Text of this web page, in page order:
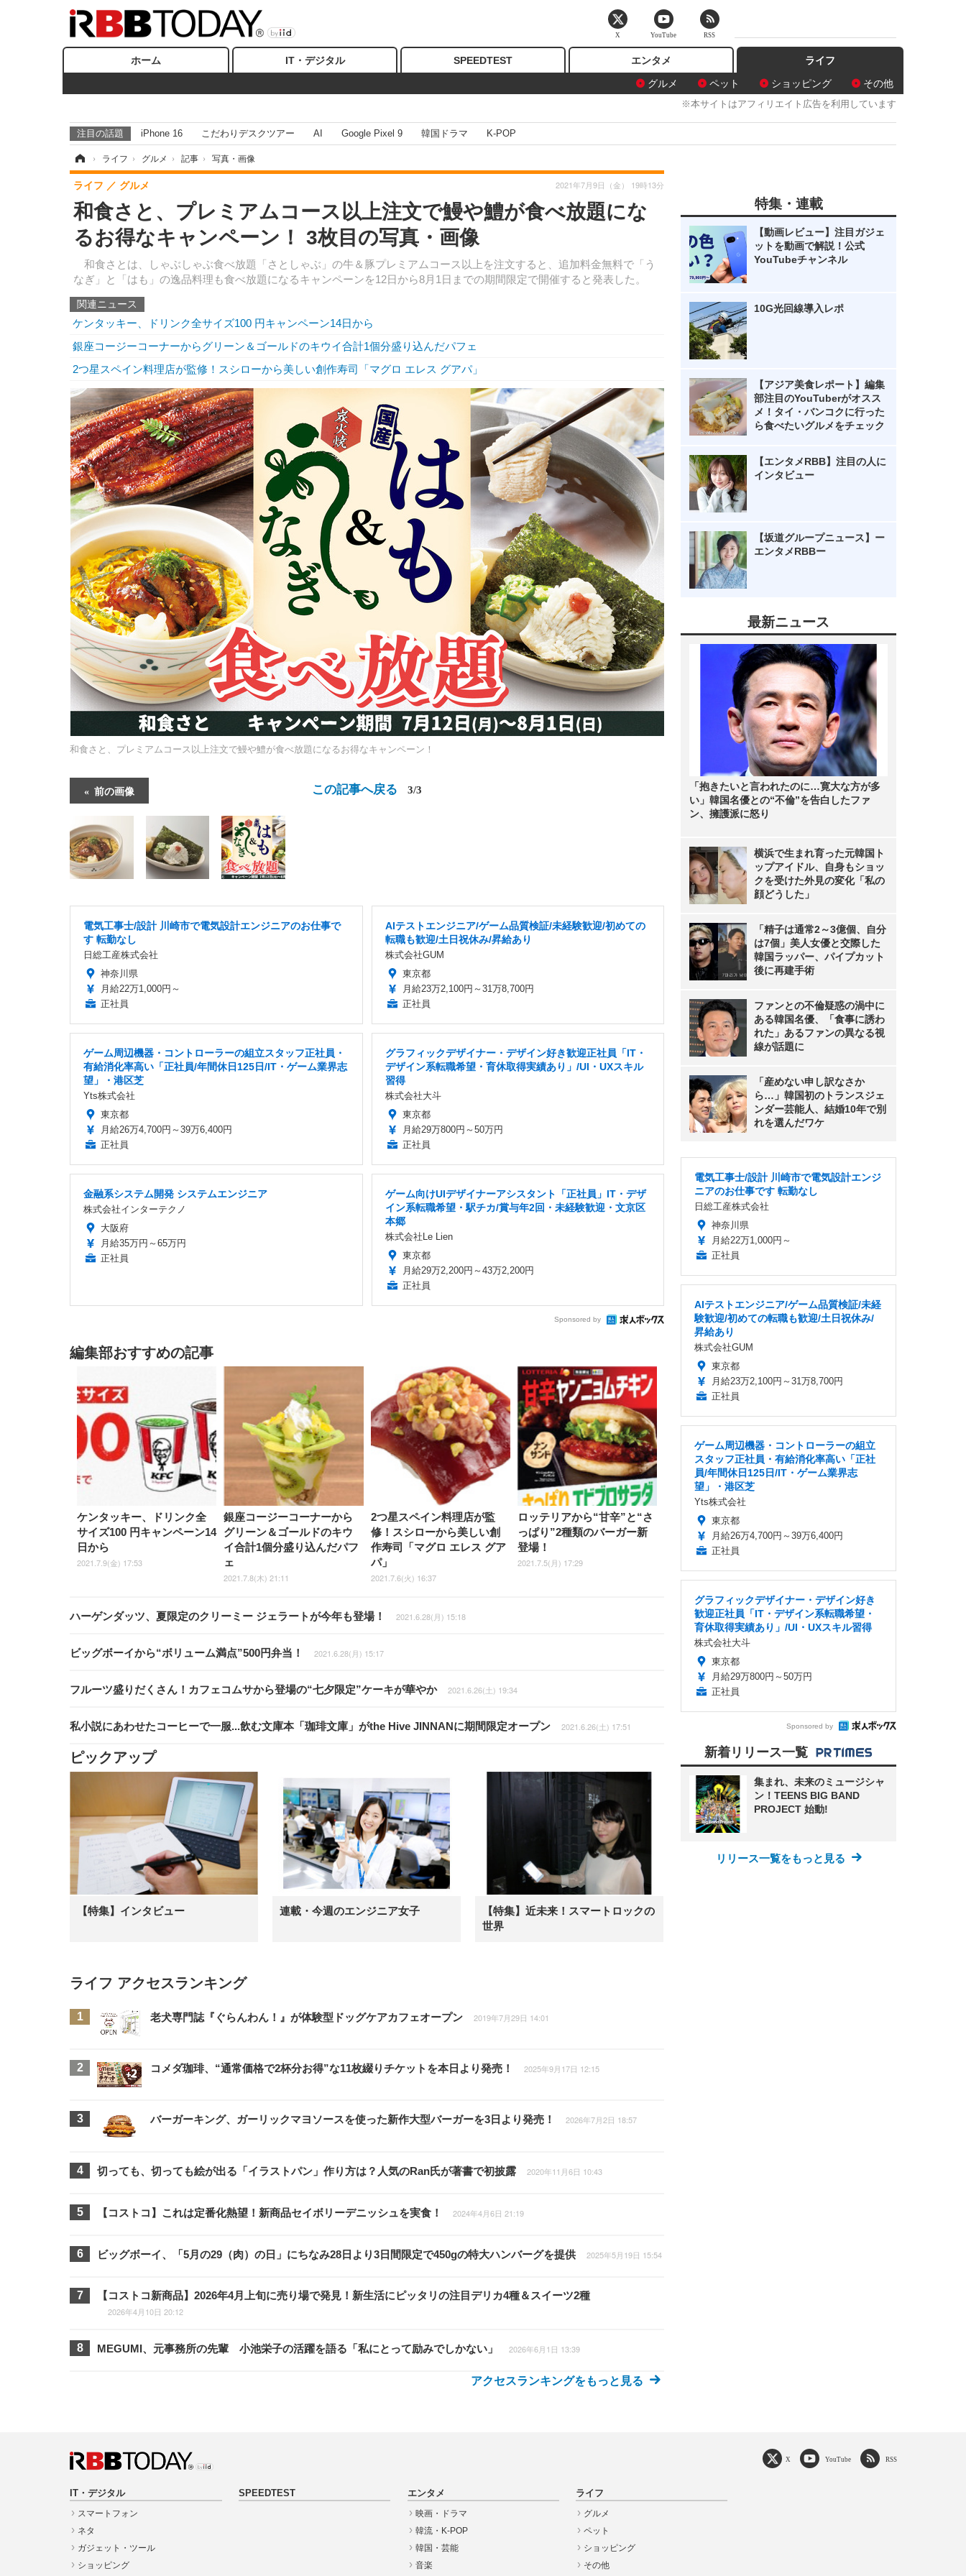
ホーム IT・デジタル SPEEDTEST エンタメ
ライフ
グルメ
ペット ショッピング その他
※本サイトはアフィリエイト広告を利用しています
注目の話題 iPhone 16 こだわりデスクツアー AI Google Pixel 9 韓国ドラマ K-POP
› ライフ › グルメ › 記事 › 写真・画像
和食さと、プレミアムコース以上注文で鰻や鱧が食べ放題にな
るお得なキャンペーン！ 3枚目の写真・画像
和食さとは、しゃぶしゃぶ食べ放題「さとしゃぶ」の牛＆豚プレミアムコース以上を注文すると、追加料金無料で「う
なぎ」と「はも」の逸品料理も食べ放題になるキャンペーンを12日から8月1日までの期間限定で開催すると発表した。
ライフ グルメ 2021年7月9日（金） 19時13分
関連ニュース
ケンタッキー、ドリンク全サイズ100 円キャンペーン14日から
銀座コージーコーナーからグリーン＆ゴールドのキウイ合計1個分盛り込んだパフェ
2つ星スペイン料理店が監修！スシローから美しい創作寿司「マグロ エレス グアパ」
和食さと、プレミアムコース以上注文で鰻や鱧が食べ放題になるお得なキャンペーン！
前の画像 この記事へ戻る 3/3
電気工事士/設計 川崎市で電気設計エンジニアのお仕事で
す 転勤なし
日総工産株式会社
神奈川県
月給22万1,000円～
正社員
AIテストエンジニア/ゲーム品質検証/未経験歓迎/初めての
転職も歓迎/土日祝休み/昇給あり
株式会社GUM
東京都
月給23万2,100円～31万8,700円
正社員
ゲーム周辺機器・コントローラーの組立スタッフ正社員・
有給消化率高い「正社員/年間休日125日/IT・ゲーム業界志
望」・港区芝
Yts株式会社
東京都
月給26万4,700円～39万6,400円
正社員
グラフィックデザイナー・デザイン好き歓迎正社員「IT・
デザイン系転職希望・育休取得実績あり」/UI・UXスキル
習得
株式会社大斗
東京都
月給29万800円～50万円
正社員
金融系システム開発 システムエンジニア
株式会社インターテクノ
大阪府
月給35万円～65万円
正社員
ゲーム向けUIデザイナーアシスタント「正社員」IT・デザ
イン系転職希望・駅チカ/賞与年2回・未経験歓迎・文京区
本郷
株式会社Le Lien
東京都
月給29万2,200円～43万2,200円
正社員
Sponsored by
編集部おすすめの記事
ケンタッキー、ドリンク全
サイズ100 円キャンペーン14
日から
2021.7.9(金) 17:53
銀座コージーコーナーから
グリーン＆ゴールドのキウ
イ合計1個分盛り込んだパフ
ェ
2021.7.8(木) 21:11
2つ星スペイン料理店が監
修！スシローから美しい創
作寿司「マグロ エレス グア
パ」
2021.7.6(火) 16:37
ロッテリアから“甘辛”と“さ
っぱり”2種類のバーガー新
登場！
2021.7.5(月) 17:29
ハーゲンダッツ、夏限定のクリーミー ジェラートが今年も登場！ 2021.6.28(月) 15:18
ビッグボーイから“ボリューム満点”500円弁当！ 2021.6.28(月) 15:17
フルーツ盛りだくさん！カフェコムサから登場の“七夕限定”ケーキが華やか 2021.6.26(土) 19:34
私小説にあわせたコーヒーで一服...飲む文庫本「珈琲文庫」がthe Hive JINNANに期間限定オープン 2021.6.26(土) 17:51
ピックアップ
【特集】インタビュー 連載・今週のエンジニア女子
【特集】近未来！スマートロックの
世界
ライフ アクセスランキング
老犬専門誌『ぐらんわん！』が体験型ドッグケアカフェオープン 2019年7月29日 14:01
コメダ珈琲、“通常価格で2杯分お得”な11枚綴りチケットを本日より発売！ 2025年9月17日 12:15
バーガーキング、ガーリックマヨソースを使った新作大型バーガーを3日より発売！ 2026年7月2日 18:57
切っても、切っても絵が出る「イラストパン」作り方は？人気のRan氏が著書で初披露 2020年11月6日 10:43
【コストコ】これは定番化熱望！新商品セイボリーデニッシュを実食！ 2024年4月6日 21:19
ビッグボーイ、「5月の29（肉）の日」にちなみ28日より3日間限定で450gの特大ハンバーグを提供 2025年5月19日 15:54
【コストコ新商品】2026年4月上旬に売り場で発見！新生活にピッタリの注目デリカ4種＆スイーツ2種
2026年4月10日 20:12
MEGUMI、元事務所の先輩 小池栄子の活躍を語る「私にとって励みでしかない」 2026年6月1日 13:39
アクセスランキングをもっと見る
特集・連載
【動画レビュー】注目ガジェ
ットを動画で解説！公式
YouTubeチャンネル
10G光回線導入レポ
【アジア美食レポート】編集
部注目のYouTuberがオスス
メ！タイ・バンコクに行った
ら食べたいグルメをチェック
【エンタメRBB】注目の人に
インタビュー
【坂道グループニュース】ー
エンタメRBBー
最新ニュース
「抱きたいと言われたのに…寛大な方が多
い」韓国名優との“不倫”を告白したファ
ン、擁護派に怒り
横浜で生まれ育った元韓国ト
ップアイドル、自身もショッ
クを受けた外見の変化「私の
顔どうした」
「精子は通常2～3億個、自分
は7個」美人女優と交際した
韓国ラッパー、パイプカット
後に再建手術
ファンとの不倫疑惑の渦中に
ある韓国名優、「食事に誘わ
れた」あるファンの異なる視
線が話題に
「産めない申し訳なさか
ら…」韓国初のトランスジェ
ンダー芸能人、結婚10年で別
れを選んだワケ
電気工事士/設計 川崎市で電気設計エンジ
ニアのお仕事です 転勤なし
日総工産株式会社
神奈川県
月給22万1,000円～
正社員
AIテストエンジニア/ゲーム品質検証/未経
験歓迎/初めての転職も歓迎/土日祝休み/
昇給あり
株式会社GUM
東京都
月給23万2,100円～31万8,700円
正社員
ゲーム周辺機器・コントローラーの組立
スタッフ正社員・有給消化率高い「正社
員/年間休日125日/IT・ゲーム業界志
望」・港区芝
Yts株式会社
東京都
月給26万4,700円～39万6,400円
正社員
グラフィックデザイナー・デザイン好き
歓迎正社員「IT・デザイン系転職希望・
育休取得実績あり」/UI・UXスキル習得
株式会社大斗
東京都
月給29万800円～50万円
正社員
Sponsored by
新着リリース一覧
集まれ、未来のミュージシャ
ン！TEENS BIG BAND
PROJECT 始動!
リリース一覧をもっと見る
IT・デジタル
スマートフォン
ネタ
ガジェット・ツール
ショッピング
SPEEDTEST
エンタメ
映画・ドラマ
韓流・K-POP
韓国・芸能
音楽
ライフ
グルメ
ペット
ショッピング
その他
X YouTube RSS
X YouTube RSS